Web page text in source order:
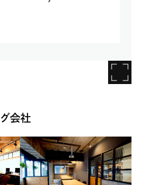
会社